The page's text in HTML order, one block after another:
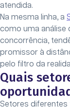
atendida.
Na mesma linha, a
como uma análise
concorrência,
promissor à
pelo filtro da
Quais
Setores diferentes